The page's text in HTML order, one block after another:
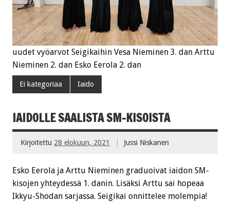
uudet vyöarvot Seigikaihin Vesa Nieminen 3. dan Arttu
Nieminen 2. dan Esko Eerola 2. dan
Ei kategoriaa Iaido
IAIDOLLE SAALISTA SM-KISOISTA
Kirjoitettu 28 elokuun, 2021 Jussi Niskanen
Esko Eerola ja Arttu Nieminen graduoivat iaidon SM-
kisojen yhteydessä 1. danin. Lisäksi Arttu sai hopeaa
Ikkyu-Shodan sarjassa. Seigikai onnittelee molempia!